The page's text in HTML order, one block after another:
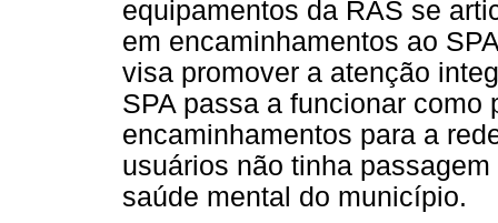
equipamentos da RAS se
em encaminhamentos ao
visa promover a atenção
SPA passa a funcionar como
encaminhamentos para a
usuários não tinha
saúde mental do município.